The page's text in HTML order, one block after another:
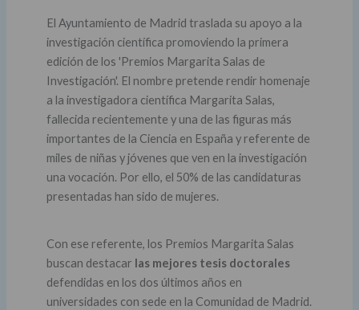
El Ayuntamiento de Madrid traslada su apoyo a la
investigación científica promoviendo la primera
edición de los 'Premios Margarita Salas de
Investigación'. El nombre pretende rendir homenaje
a la investigadora científica Margarita Salas,
fallecida recientemente y una de las figuras más
importantes de la Ciencia en España y referente de
miles de niñas y jóvenes que ven en la investigación
una vocación. Por ello, el 50% de las candidaturas
presentadas han sido de mujeres.
Con ese referente, los Premios Margarita Salas
buscan destacar las mejores tesis doctorales
defendidas en los dos últimos años en
universidades con sede en la Comunidad de Madrid.